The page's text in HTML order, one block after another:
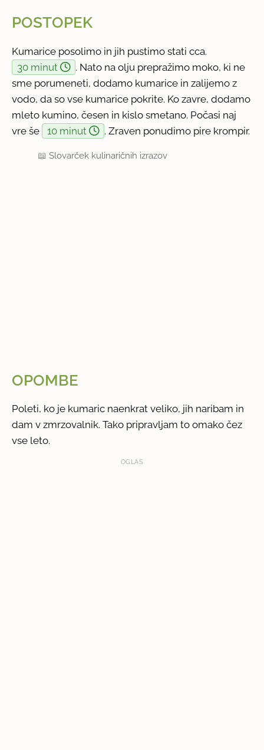
POSTOPEK
Kumarice posolimo in jih pustimo stati cca.
30 minut
. Nato na olju prepražimo moko, ki ne
sme porumeneti, dodamo kumarice in zalijemo z
vodo, da so vse kumarice pokrite. Ko zavre, dodamo
mleto kumino, česen in kislo smetano. Počasi naj
vre še
10 minut . Zraven ponudimo pire krompir.
📖Slovarček kulinaričnih izrazov
OPOMBE
Poleti, ko je kumaric naenkrat veliko, jih naribam in
dam v zmrzovalnik. Tako pripravljam to omako čez
vse leto.
OGLAS